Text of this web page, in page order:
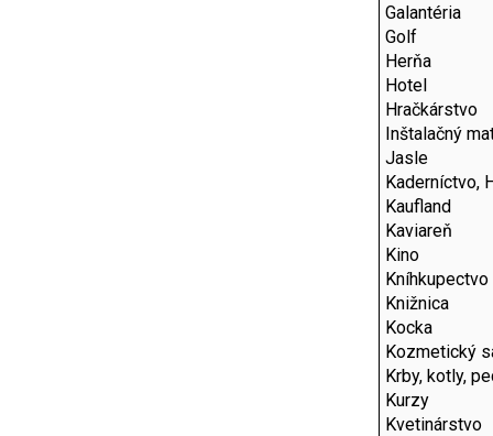
Galantéria
Golf
Herňa
Hotel
Hračkárstvo
Inštalačný
Jasle
Kaderníctvo,
Kaufland
Kaviareň
Kino
Kníhkupectvo
Knižnica
Kocka
Kozmetický
Krby, kotly,
Kurzy
Kvetinárstvo